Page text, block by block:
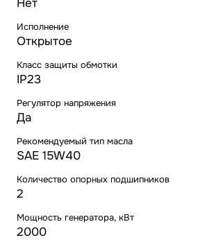
Нет
Исполнение
Открытое
Класс защиты обмотки
IP23
Регулятор напряжения
Да
Рекомендуемый тип масла
SAE 15W40
Количество опорных подшипников
2
Мощность генератора, кВт
2000